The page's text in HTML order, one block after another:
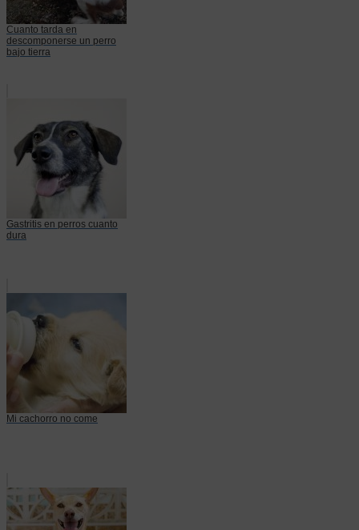
Cuanto tarda en
descomponerse un perro
bajo tierra
Gastritis en perros cuanto
dura
Mi cachorro no come